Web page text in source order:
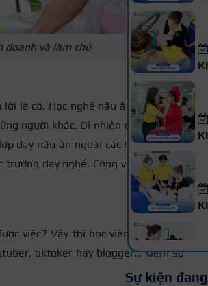
doanh và làm chủ
lời là có. Học nghề nấu ăn mọi người
người khác. Dĩ nhiên điều này đòi
dạy nấu ăn ngoài các lớp trực tiếp
dạy nghề. Công việc này nhìn
việc? Vậy thì học viên có thể thử
tiktoker hay blogger… kiếm số
Sự kiện